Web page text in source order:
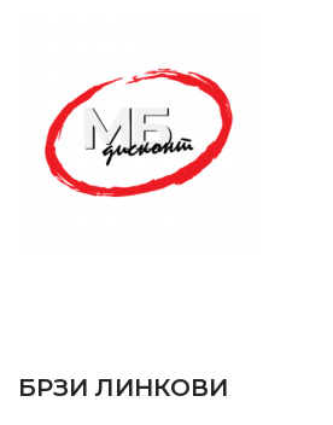
БРЗИ ЛИНКОВИ